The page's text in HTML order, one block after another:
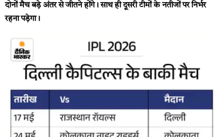
दोनों मैच बड़े अंतर से जीतने होंगे। साथ ही दूसरी टीमों के नतीजों पर निर्भर
रहना पड़ेगा।